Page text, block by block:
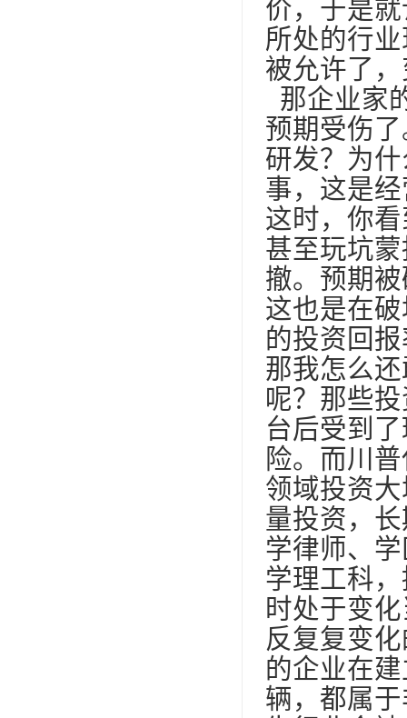
价，于是
所处的行
被允许了
那企业家
预期受伤
研发？为
事，这是
这时，你
甚至玩坑
撤。预期
这也是在
的投资回
那我怎么
呢？那些
台后受到
险。而川
领域投资
量投资，
学律师、
学理工科
时处于变
反复复变
的企业在
辆，都属